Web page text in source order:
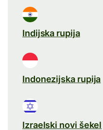
Indijska rupija
Indonezijska rupija
Izraelski novi šekel